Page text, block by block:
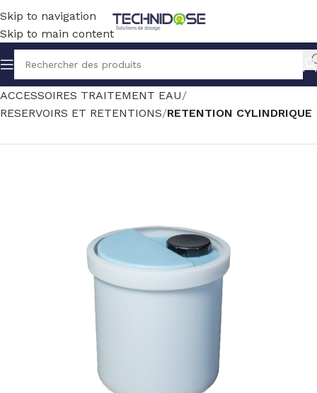
Skip to navigation
Skip to main content
Accueil TRAITEMENT EAU
ACCESSOIRES TRAITEMENT EAU
RESERVOIRS ET RETENTIONS RETENTION CYLINDRIQUE